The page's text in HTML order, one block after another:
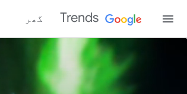
Trends گھر